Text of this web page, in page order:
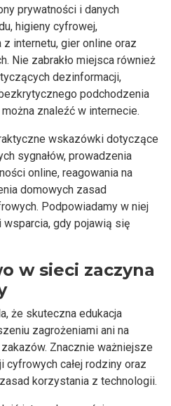
prywatności i danych
higieny cyfrowej,
internetu, gier online oraz
Nie zabrakło miejsca również
dezinformacji,
podchodzenia
znaleźć w internecie.
wskazówki dotyczące
sygnałów, prowadzenia
online, reagowania na
domowych zasad
Podpowiadamy w niej
gdy pojawią się
w sieci zaczyna
że skuteczna edukacja
zagrożeniami ani na
Znacznie ważniejsze
całej rodziny oraz
korzystania z technologii.